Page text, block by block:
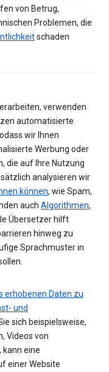
von Betrug,
Problemen, die
schaden
verwenden
automatisierte
wir Ihnen
Werbung oder
die auf Ihre Nutzung
analysieren wir
können, wie Spam,
auch Algorithmen,
Übersetzer hilft
hinweg zu
Sprachmuster in
erhobenen Daten zu
und
sich beispielsweise,
Videos von
kann eine
einer Website